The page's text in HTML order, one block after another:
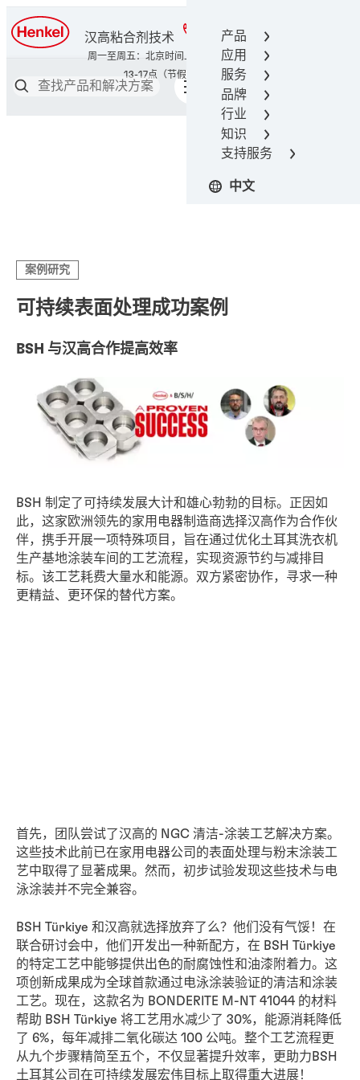
产品
应用
服务
品牌
行业
知识
支持服务
中文
汉高粘合剂技术 400-666-7306
案例研究
可持续表面处理成功案例
BSH 与汉高合作提高效率
BSH 制定了可持续发展大计和雄心勃勃的目标。正因如
此，这家欧洲领先的家用电器制造商选择汉高作为合作伙
伴，携手开展一项特殊项目，旨在通过优化土耳其洗衣机
生产基地涂装车间的工艺流程，实现资源节约与减排目
标。该工艺耗费大量水和能源。双方紧密协作，寻求一种
更精益、更环保的替代方案。
首先，团队尝试了汉高的 NGC 清洁-涂装工艺解决方案。
这些技术此前已在家用电器公司的表面处理与粉末涂装工
艺中取得了显著成果。然而，初步试验发现这些技术与电
泳涂装并不完全兼容。
BSH Türkiye 和汉高就选择放弃了么？他们没有气馁！在
联合研讨会中，他们开发出一种新配方，在 BSH Türkiye
的特定工艺中能够提供出色的耐腐蚀性和油漆附着力。这
项创新成果成为全球首款通过电泳涂装验证的清洁和涂装
工艺。现在，这款名为 BONDERITE M-NT 41044 的材料
帮助 BSH Türkiye 将工艺用水减少了 30%，能源消耗降低
了 6%，每年减排二氧化碳达 100 公吨。整个工艺流程更
从九个步骤精简至五个，不仅显著提升效率，更助力BSH
土耳其公司在可持续发展宏伟目标上取得重大进展！